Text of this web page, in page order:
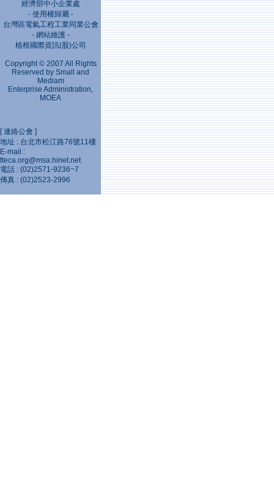
經濟部中小企業處
- 使用權歸屬 -
台灣區電氣工程工業同業公會
- 網站維護 -
植根國際資訊(股)公司
Copyright © 2007 All Rights
Reserved by Small and
Mediam
Enterprise Administration,
MOEA
[ 連絡公會 ]
地址 : 台北市松江路76號11樓
E-mail :
tteca.org@msa.hinet.net
電話 : (02)2571-9236~7
傳真 : (02)2523-2996